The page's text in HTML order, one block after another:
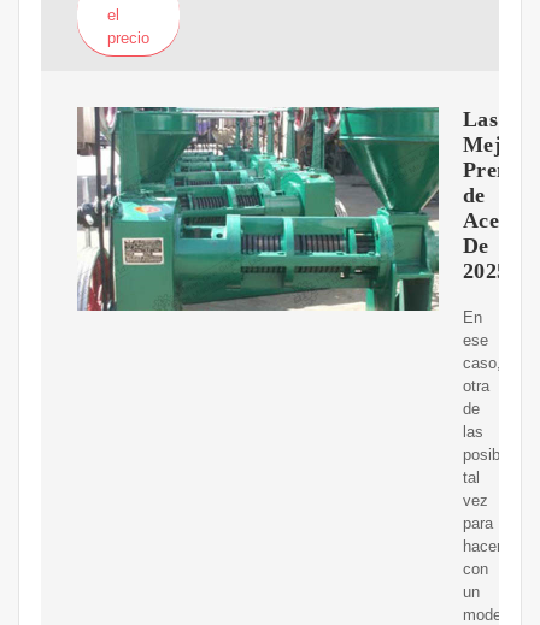
el
precio
Las
Prensas
de
Aceite
De
2025
En
ese
caso,
otra
de
las
tal
vez
para
hacerse
con
un
modelo